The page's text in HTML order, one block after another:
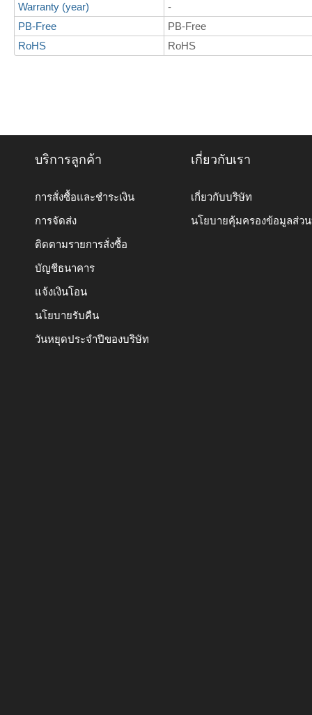
Warranty (year)
-
PB-Free
PB-Free
RoHS
RoHS
บริการลูกค้า
การสั่งซื้อและชำระเงิน
การจัดส่ง
ติดตามรายการสั่งซื้อ
บัญชีธนาคาร
แจ้งเงินโอน
นโยบายรับคืน
วันหยุดประจำปีของบริษัท
เกี่ยวกับเรา
เกี่ยวกับบริษัท
นโยบายคุ้มครองข้อมูลส่ว